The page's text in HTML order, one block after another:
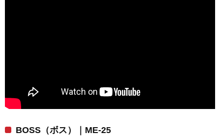
BOSS（ボス）｜ME-25